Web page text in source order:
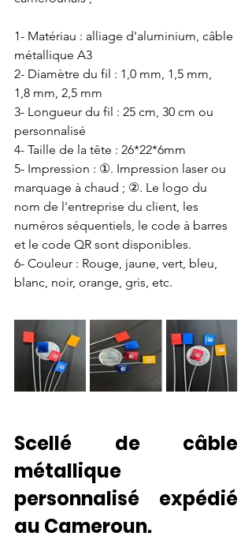
1- Matériau : alliage d'aluminium, câble
métallique A3
2- Diamètre du fil : 1,0 mm, 1,5 mm,
1,8 mm, 2,5 mm
3- Longueur du fil : 25 cm, 30 cm ou
personnalisé
4- Taille de la tête : 26*22*6mm
5- Impression : ①. Impression laser ou
marquage à chaud ; ②. Le logo du
nom de l'entreprise du client, les
numéros séquentiels, le code à barres
et le code QR sont disponibles.
6- Couleur : Rouge, jaune, vert, bleu,
blanc, noir, orange, gris, etc.
Scellé de câble
métallique
personnalisé expédié
au Cameroun.